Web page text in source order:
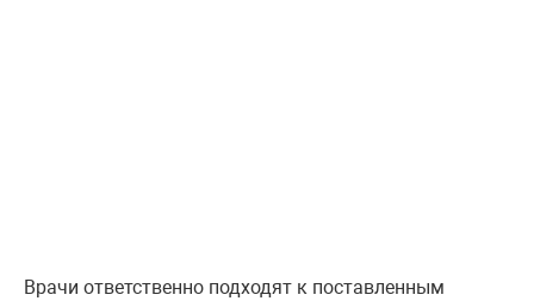
Врачи ответственно подходят к поставленным